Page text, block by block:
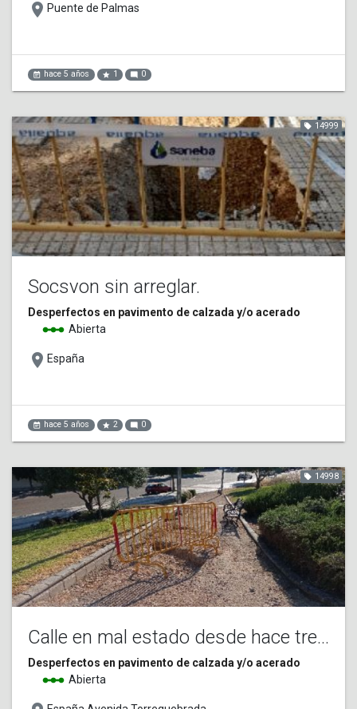
place Puente de Palmas
event_note hace 5 años star 1 mode_comment 0
Socsvon sin arreglar.
Desperfectos en pavimento de calzada y/o acerado
linear_scale Abierta
place España
local_offer 14999
event_note hace 5 años star 2 mode_comment 0
Calle en mal estado desde hace tres años
Desperfectos en pavimento de calzada y/o acerado
linear_scale Abierta
local_offer 14998